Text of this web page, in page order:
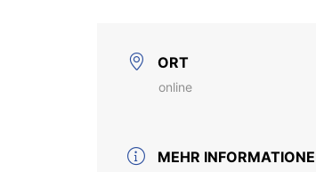
ORT
online
MEHR